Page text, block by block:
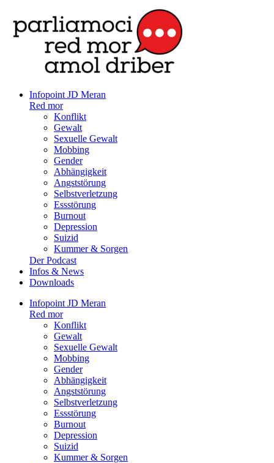
Infopoint JD Meran
Red mor
Konflikt
Gewalt
Sexuelle Gewalt
Mobbing
Gender
Abhängigkeit
Angststörung
Selbstverletzung
Essstörung
Burnout
Depression
Suizid
Kummer & Sorgen
Der Podcast
Infos & News
Downloads
Infopoint JD Meran
Red mor
Konflikt
Gewalt
Sexuelle Gewalt
Mobbing
Gender
Abhängigkeit
Angststörung
Selbstverletzung
Essstörung
Burnout
Depression
Suizid
Kummer & Sorgen